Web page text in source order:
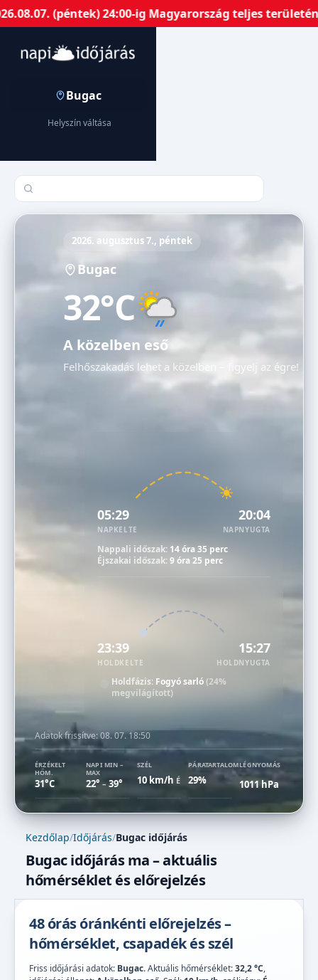
24:00-ig Magyarország teljes területén
Bugac
Helyszín váltása
Település keresése
2026. augusztus 7., péntek
Bugac
32°C
A közelben eső
Felhőszakadás lehet a közelben – figyelj az égre!
05:29
NAPKELTE
20:04
NAPNYUGTA
Nappali időszak: 14 óra 35 perc
Éjszakai időszak:9 óra 25 perc
23:39
HOLDKELTE
15:27
HOLDNYUGTA
Holdfázis: Fogyó sarló (24%
megvilágított)
Adatok frissítve:08. 07. 18:50
ÉRZÉKELT
HŐM.
31°C
NAPI MIN –
MAX
22° –39°
SZÉL
10 km/h É
PÁRATARTALOM
29%
LÉGNYOMÁS
1011 hPa
Kezdőlap/Időjárás/Bugac időjárás
Bugac időjárás ma – aktuális
hőmérséklet és előrejelzés
48 órás óránkénti előrejelzés –
hőmérséklet, csapadék és szél
Friss időjárási adatok: Bugac. Aktuális hőmérséklet:32,2 °C,